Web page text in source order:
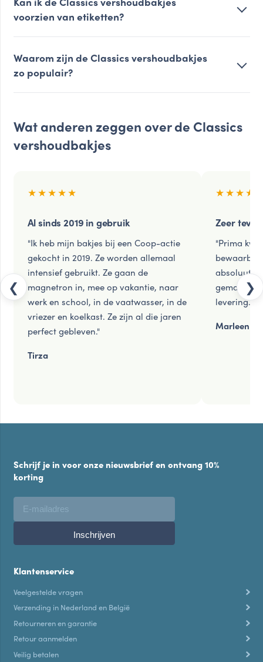
voorzien van etiketten?
Waarom zijn de Classics vershoudbakjes
zo populair?
Wat anderen zeggen over de Classics
vershoudbakjes
❮ ❯
★★★★★
Al sinds 2019 in gebruik
"Ik heb mijn bakjes bij een Coop-actie
gekocht in 2019. Ze worden allemaal
intensief gebruikt. Ze gaan de
magnetron in, mee op vakantie, naar
werk en school, in de vaatwasser, in de
vriezer en koelkast. Ze zijn al die jaren
perfect gebleven."
Tirza
Zeer
"Prima
absoluut
levering. Ik
Marleen
Klantenservice
Veelgestelde vragen
Verzending in Nederland en België
Retourneren en garantie
Retour aanmelden
Veilig betalen
Schrijf je in voor onze nieuwsbrief en ontvang 10%
korting